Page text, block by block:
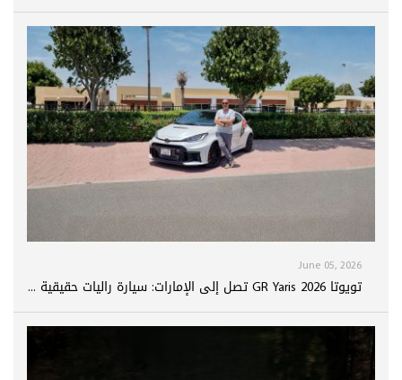
June 05, 2026
تويوتا GR Yaris 2026 تصل إلى الإمارات: سيارة راليات حقيقية ...